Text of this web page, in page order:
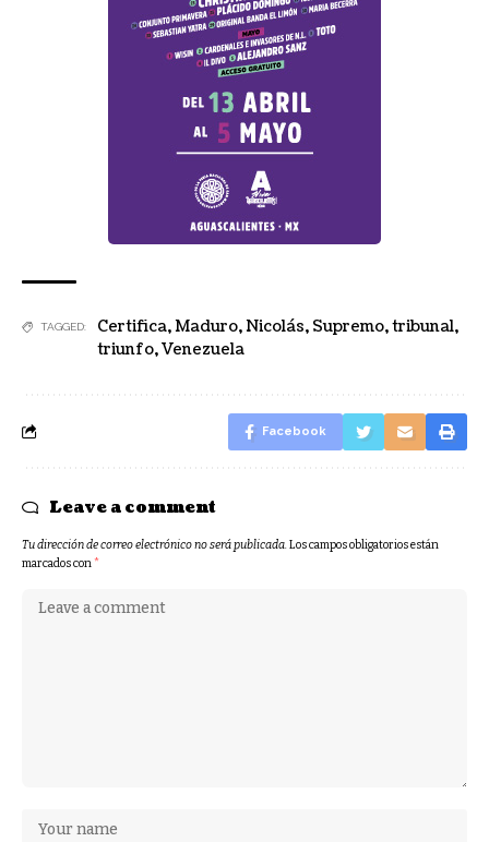
TAGGED: Certifica,Maduro,Nicolás, Supremo,tribunal,
triunfo,Venezuela
Facebook
Leave a comment
Tu dirección de correo electrónico no será publicada.Los campos obligatorios están
marcados con*